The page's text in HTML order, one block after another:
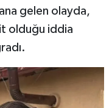
gelen olayda,
olduğu iddia